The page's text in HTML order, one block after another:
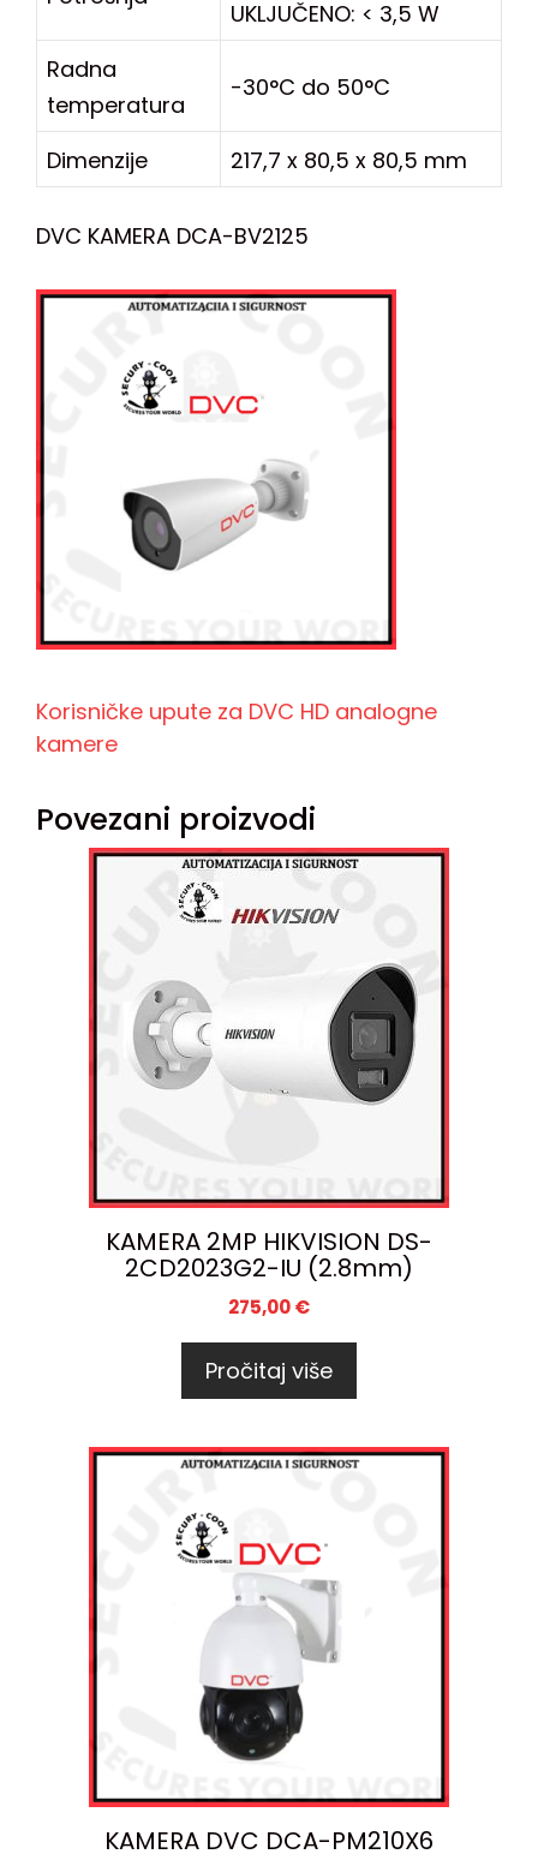
UKLJUČENO: < 3,5 W
Radna
temperatura
-30°C do 50°C
Dimenzije 217,7 x 80,5 x 80,5 mm
DVC KAMERA DCA-BV2125
Korisničke upute za DVC HD analogne
kamere
Povezani proizvodi
KAMERA 2MP HIKVISION DS-
2CD2023G2-IU (2.8mm)
275,00€
Pročitaj više
KAMERA DVC DCA-PM210X6